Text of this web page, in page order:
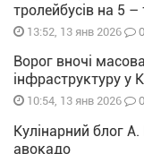
тролейбусів на 5
13:52, 13 янв 2026 0
Ворог вночі
інфраструктуру у
10:54, 13 янв 2026 0
Кулінарний блог
авокадо